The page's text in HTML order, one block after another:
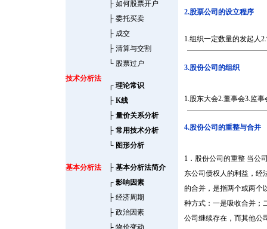
├ 如何股票开户
├ 委托买卖
├ 成交
├ 清算与交割
└ 股票过户
技术分析法
┌ 理论常识
├ K线
├ 量价关系分析
├ 常用技术分析
└ 图形分析
基本分析法 ├ 基本分析法简介
┌ 影响因素
├ 经济周期
├ 政治因素
├ 物价变动
2.股票公司的设立程序
1.组织一定数量的发起人
3.股份公司的组织
1.股东大会2.董事会3.监事
4.股份公司的重整与合并
1．股份公司的重整 当公
东公司债权人的利益，经
的合并，是指两个或两个
种方式：一是吸收合并；
公司继续存在，而其他公